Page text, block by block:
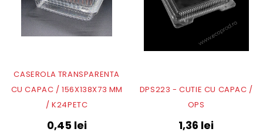
CASEROLA TRANSPARENTA
CU CAPAC / 156X138X73 MM
/ K24PETC
0,45lei
DPS223 - CUTIE CU CAPAC /
OPS
1,36 lei